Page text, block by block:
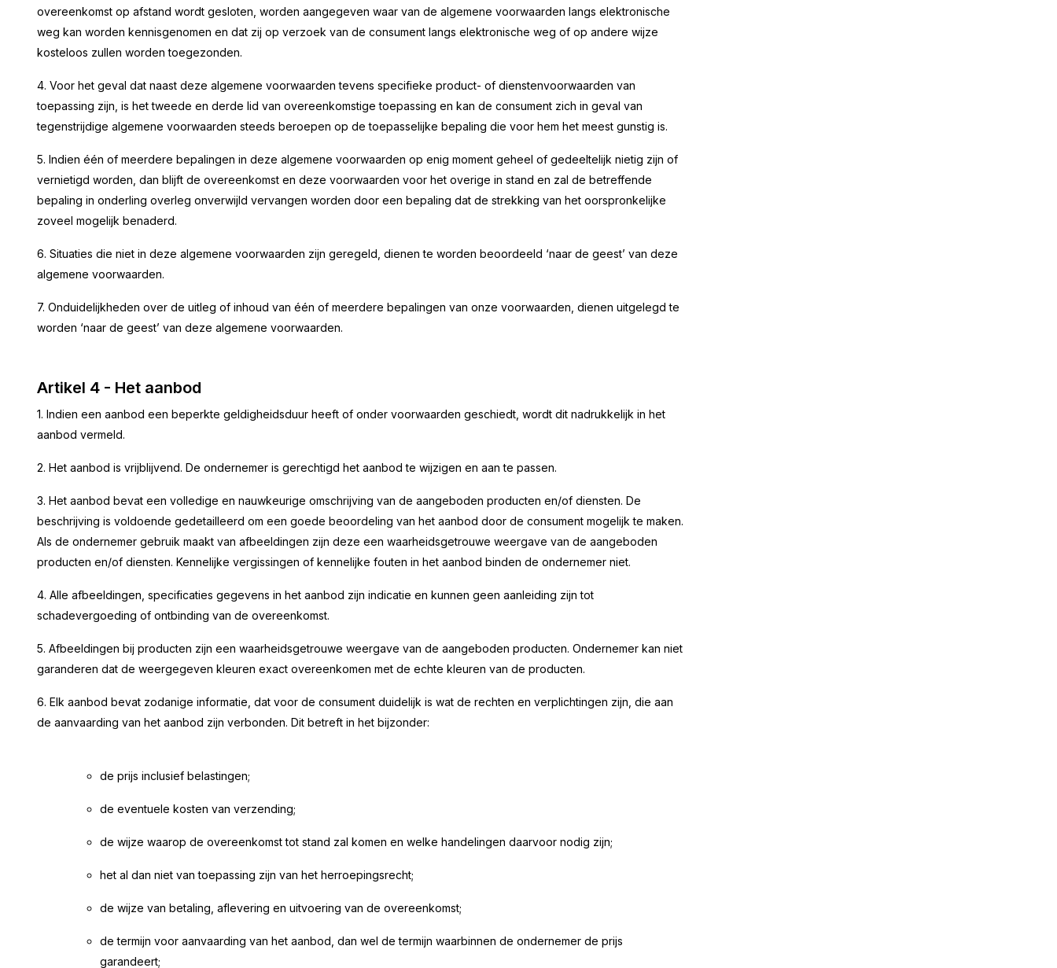
overeenkomst op afstand wordt gesloten, worden aangegeven waar van de algemene voorwaarden langs elektronische
weg kan worden kennisgenomen en dat zij op verzoek van de consument langs elektronische weg of op andere wijze
kosteloos zullen worden toegezonden.
4. Voor het geval dat naast deze algemene voorwaarden tevens specifieke product- of dienstenvoorwaarden van
toepassing zijn, is het tweede en derde lid van overeenkomstige toepassing en kan de consument zich in geval van
tegenstrijdige algemene voorwaarden steeds beroepen op de toepasselijke bepaling die voor hem het meest gunstig is.
5. Indien één of meerdere bepalingen in deze algemene voorwaarden op enig moment geheel of gedeeltelijk nietig zijn of
vernietigd worden, dan blijft de overeenkomst en deze voorwaarden voor het overige in stand en zal de betreffende
bepaling in onderling overleg onverwijld vervangen worden door een bepaling dat de strekking van het oorspronkelijke
zoveel mogelijk benaderd.
6. Situaties die niet in deze algemene voorwaarden zijn geregeld, dienen te worden beoordeeld ‘naar de geest’ van deze
algemene voorwaarden.
7. Onduidelijkheden over de uitleg of inhoud van één of meerdere bepalingen van onze voorwaarden, dienen uitgelegd te
worden ‘naar de geest’ van deze algemene voorwaarden.
Artikel 4 - Het aanbod
1. Indien een aanbod een beperkte geldigheidsduur heeft of onder voorwaarden geschiedt, wordt dit nadrukkelijk in het
aanbod vermeld.
2. Het aanbod is vrijblijvend. De ondernemer is gerechtigd het aanbod te wijzigen en aan te passen.
3. Het aanbod bevat een volledige en nauwkeurige omschrijving van de aangeboden producten en/of diensten. De
beschrijving is voldoende gedetailleerd om een goede beoordeling van het aanbod door de consument mogelijk te maken.
Als de ondernemer gebruik maakt van afbeeldingen zijn deze een waarheidsgetrouwe weergave van de aangeboden
producten en/of diensten. Kennelijke vergissingen of kennelijke fouten in het aanbod binden de ondernemer niet.
4. Alle afbeeldingen, specificaties gegevens in het aanbod zijn indicatie en kunnen geen aanleiding zijn tot
schadevergoeding of ontbinding van de overeenkomst.
5. Afbeeldingen bij producten zijn een waarheidsgetrouwe weergave van de aangeboden producten. Ondernemer kan niet
garanderen dat de weergegeven kleuren exact overeenkomen met de echte kleuren van de producten.
6. Elk aanbod bevat zodanige informatie, dat voor de consument duidelijk is wat de rechten en verplichtingen zijn, die aan
de aanvaarding van het aanbod zijn verbonden. Dit betreft in het bijzonder:
de prijs inclusief belastingen;
de eventuele kosten van verzending;
de wijze waarop de overeenkomst tot stand zal komen en welke handelingen daarvoor nodig zijn;
het al dan niet van toepassing zijn van het herroepingsrecht;
de wijze van betaling, aflevering en uitvoering van de overeenkomst;
de termijn voor aanvaarding van het aanbod, dan wel de termijn waarbinnen de ondernemer de prijs
garandeert;